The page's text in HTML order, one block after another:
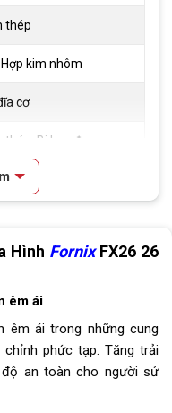
thép
Hợp kim nhôm
cơ
thép, Bi bạc đạn
nhôm 2 lớp , cao 2cm
SHIMING, 21 tốc độ (
Hình FornixFX26 26
êm ái
êm ái trong những cung
phức tạp. Tăng trải
an toàn cho người sử